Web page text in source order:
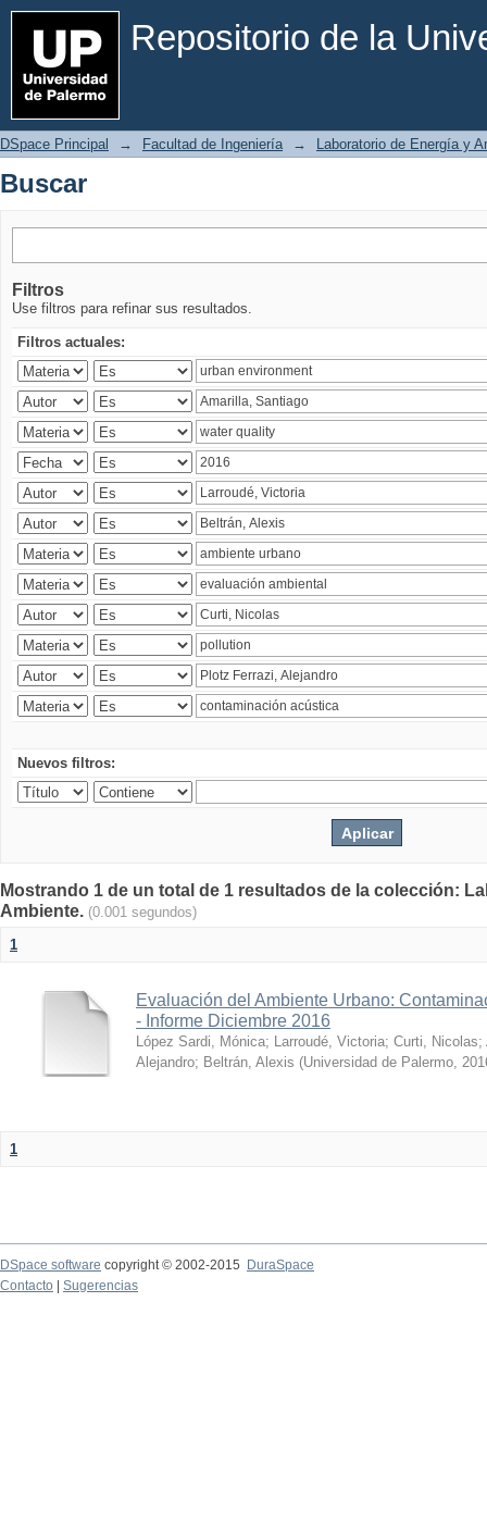
Repositorio de la
Buscar
DSpace Principal → Facultad de Ingeniería → Laboratorio de Energía y
Buscar
Filtros
Use filtros para refinar sus resultados.
Filtros actuales:
Nuevos filtros:
Mostrando 1 de un total de 1 resultados de la colección:
Ambiente. (0.001 segundos)
1
Evaluación del Ambiente Urbano:
- Informe Diciembre 2016
López Sardi, Mónica; Larroudé, Victoria; Curti, Nicolas;
Alejandro; Beltrán, Alexis (Universidad de Palermo,
1
DSpace software copyright © 2002-2015
DuraSpace
Contacto
Sugerencias